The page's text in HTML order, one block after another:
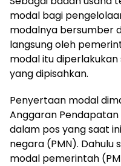
modal bagi
modalnya bersumber
langsung oleh
modal itu
yang dipisahkan.
Penyertaan modal
Anggaran Pendapatan
dalam pos yang saat
negara (PMN).
modal pemerintah